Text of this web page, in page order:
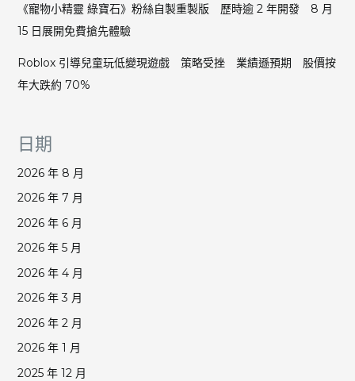
《寵物小精靈 綠寶石》粉絲自製重製版 歷時逾 2 年開發 8 月
15 日展開免費搶先體驗
Roblox 引導兒童玩低變現遊戲 策略受挫 業績遜預期 股價按
年大跌約 70%
日期
2026 年 8 月
2026 年 7 月
2026 年 6 月
2026 年 5 月
2026 年 4 月
2026 年 3 月
2026 年 2 月
2026 年 1 月
2025 年 12 月